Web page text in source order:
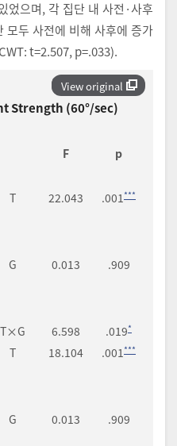
었으며, 각 집단 내 사전·사후
두 사전에 비해 사후에 증가
t=2.507, p=.033).
View original
Strength (60°/sec)
F p
T 22.043 .001***
G 0.013
.909
T×G
6.598 .019*
T 18.104 .001***
G 0.013
.909